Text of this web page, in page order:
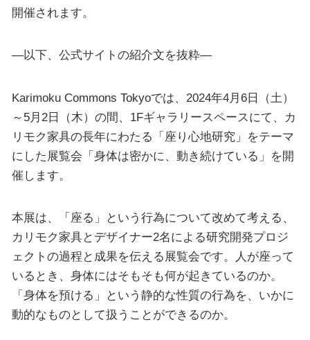
開催されます。
—以下、公式サイトの紹介文を抜粋—
Karimoku Commons Tokyoでは、2024年4月6日（土）
～5月2日（木）の間、1Fギャラリースペースにて、カ
リモク家具の長年にわたる「座り心地研究」をテーマ
にした展覧会「身体は密かに、動き続けている」を開
催します。
本展は、「座る」という行為について改めて考える、
カリモク家具とデザイナー2名による研究開発プロジ
ェクトの過程と成果を伝える展覧会です。人が座って
いるとき、身体にはそもそも何が起きているのか。
「身体を預ける」という静的な性質の行為を、いかに
動的なものとして扱うことができるのか。